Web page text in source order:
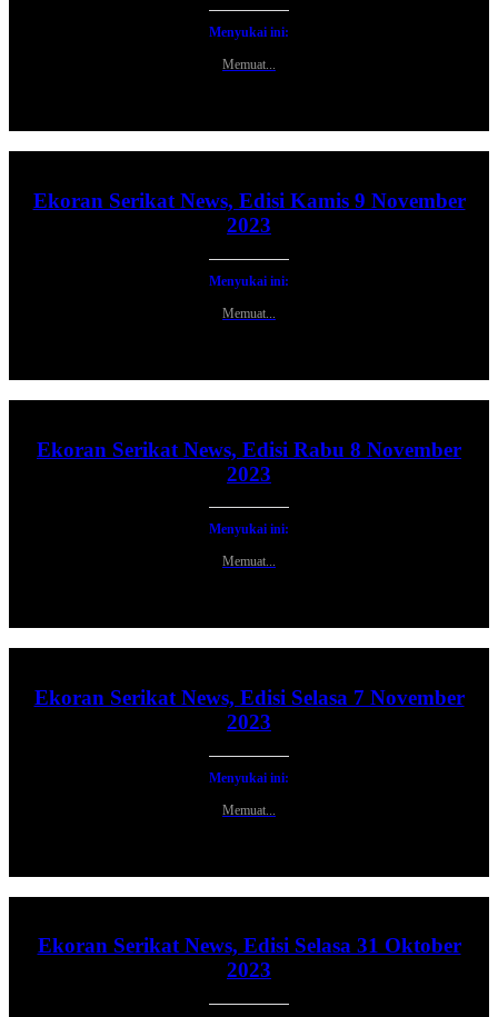
Menyukai ini:
Memuat...
Ekoran Serikat News, Edisi Kamis 9 November
2023
Menyukai ini:
Memuat...
Ekoran Serikat News, Edisi Rabu 8 November
2023
Menyukai ini:
Memuat...
Ekoran Serikat News, Edisi Selasa 7 November
2023
Menyukai ini:
Memuat...
Ekoran Serikat News, Edisi Selasa 31 Oktober
2023